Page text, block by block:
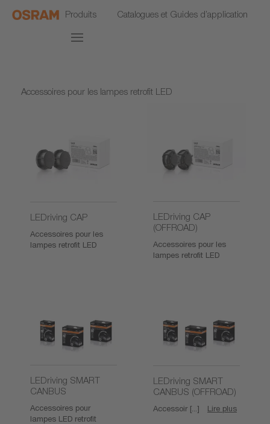
Produits Catalogues et Guides d’application
Accessoires pour les lampes retrofit LED
LEDriving CAP
Accessoires pour les
lampes retrofit LED
LEDriving CAP
(OFFROAD)
Accessoires pour les
lampes retrofit LED
LEDriving SMART
CANBUS
Accessoires pour
lampes LED retrofit
LEDriving SMART
CANBUS (OFFROAD)
Accessoir [...] Lire plus